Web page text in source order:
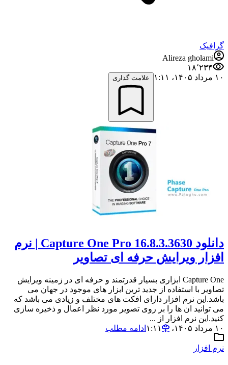
گرافیک
Alireza gholami
۱۸٬۲۳۴
۱۰ مرداد ۱۴۰۵،‏ ۱:۱۱
علامت گذاری
دانلود Capture One Pro 16.8.3.3630 | نرم
افزار ویرایش حرفه ای تصاویر
Capture One ابزاری بسیار قدرتمند و حرفه ای در زمینه ویرایش
تصاویر با استفاده از جدید ترین ابزار های موجود در جهان می
باشد.این نرم افزار دارای افکت های مختلف و زیادی می باشد که
می توانید ان ها را بر روی تصویر مورد نظر اعمال و ذخیره سازی
کنید.این نرم افزار از ...
۱۰ مرداد ۱۴۰۵،‏ ۱:۱۱
ادامه مطلب
نرم افزار